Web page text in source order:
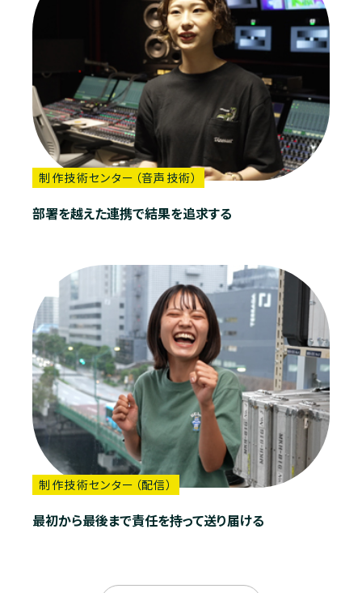
制作技術センター（音声技術）
部署を越えた連携で結果を追求する
制作技術センター（配信）
最初から最後まで責任を持って送り届ける